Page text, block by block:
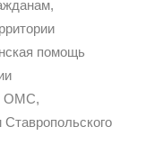
помощь
ОМС,